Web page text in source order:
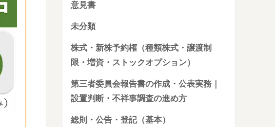
意見書
未分類
株式・新株予約権（種類株式・譲渡制
限・増資・ストックオプション）
第三者委員会報告書の作成・公表実務｜
設置判断・不祥事調査の進め方
総則・公告・登記（基本）